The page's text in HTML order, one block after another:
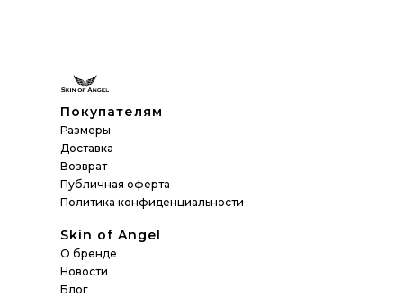
Покупателям
Размеры
Доставка
Новости
Блог
О бренде
Публичная оферта
Политика конфиденциальности
Возврат
Skin of Angel